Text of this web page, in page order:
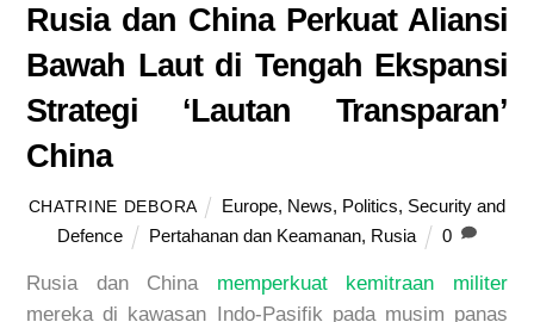
Rusia dan China Perkuat Aliansi
Bawah Laut di Tengah Ekspansi
Strategi ‘Lautan Transparan’
China
CHATRINE DEBORA Europe, News, Politics, Security and
Defence
Pertahanan dan Keamanan, Rusia 0
Rusia dan China memperkuat kemitraan militer
mereka di kawasan Indo-Pasifik pada musim panas